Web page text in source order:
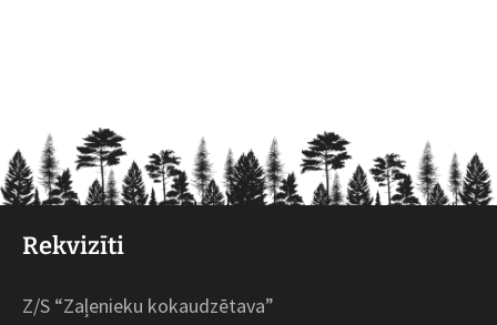
Rekvizīti
Z/S “Zaļenieku kokaudzētava”